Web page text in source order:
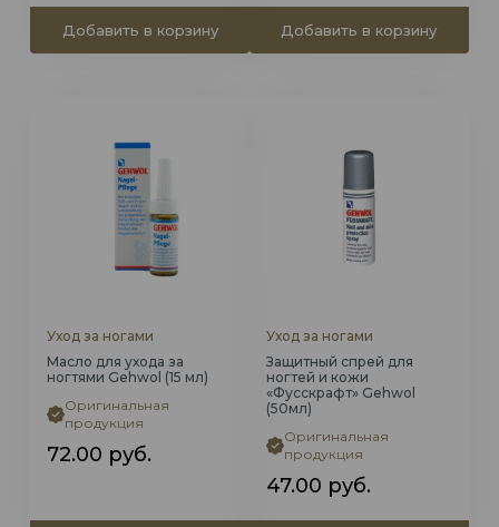
Добавить в корзину
60.00 руб.
–
Добавить в корзину
несколько
на
странице
товара.
Уход за ногами
Масло для ухода за
ногтями Gehwol (15 мл)
Оригинальная
продукция
72.00 руб.
Уход за ногами
Защитный спрей для
ногтей и кожи
«Фусскрафт» Gehwol
(50мл)
Оригинальная
продукция
47.00 руб.